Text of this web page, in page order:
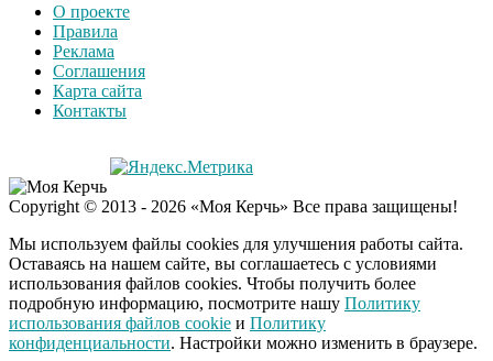
О проекте
Правила
Реклама
Соглашения
Карта сайта
Контакты
Copyright © 2013 - 2026 «Моя Керчь» Все права защищены!
Мы используем файлы cookies для улучшения работы сайта.
Оставаясь на нашем сайте, вы соглашаетесь с условиями
использования файлов cookies. Чтобы получить более
подробную информацию, посмотрите нашу Политику
использования файлов cookie и Политику
конфиденциальности. Настройки можно изменить в браузере.